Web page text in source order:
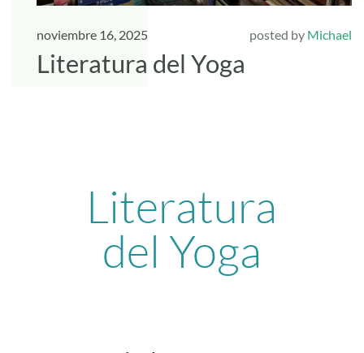
noviembre 16, 2025 posted by Michael
Literatura del Yoga
Literatura
del Yoga